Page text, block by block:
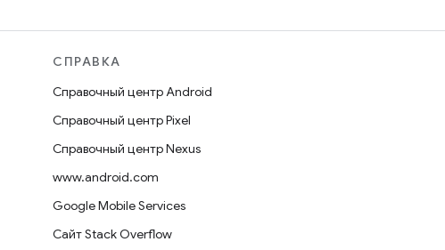
СПРАВКА
Справочный центр Android
Справочный центр Pixel
Справочный центр Nexus
www.android.com
Google Mobile Services
Сайт Stack Overflow